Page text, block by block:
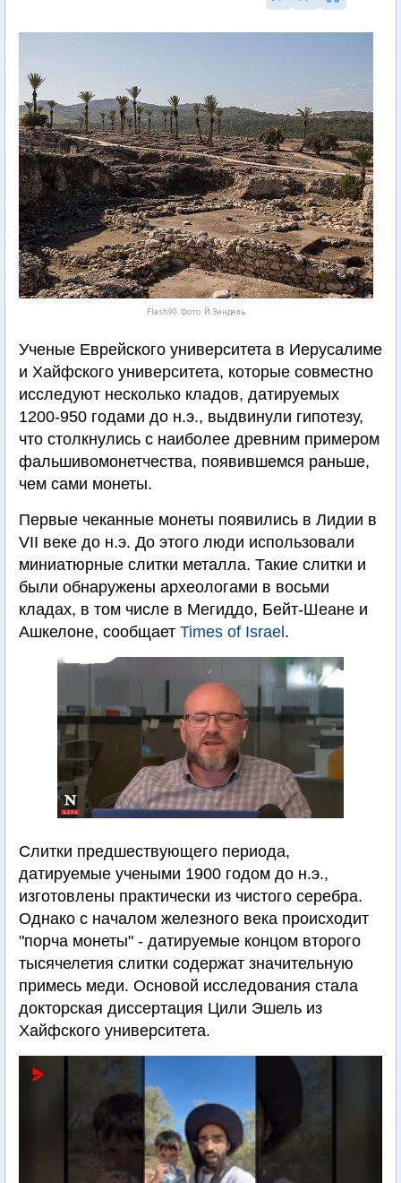
Flash90. Фото: Й.Зиндель
Ученые Еврейского университета в Иерусалиме
и Хайфского университета, которые совместно
исследуют несколько кладов, датируемых
1200-950 годами до н.э., выдвинули гипотезу,
что столкнулись с наиболее древним примером
фальшивомонетчества, появившемся раньше,
чем сами монеты.
Первые чеканные монеты появились в Лидии в
VII веке до н.э. До этого люди использовали
миниатюрные слитки металла. Такие слитки и
были обнаружены археологами в восьми
кладах, в том числе в Мегиддо, Бейт-Шеане и
Ашкелоне, сообщает Times of Israel .
Слитки предшествующего периода,
датируемые учеными 1900 годом до н.э.,
изготовлены практически из чистого серебра.
Однако с началом железного века происходит
"порча монеты" - датируемые концом второго
тысячелетия слитки содержат значительную
примесь меди. Основой исследования стала
докторская диссертация Цили Эшель из
Хайфского университета.